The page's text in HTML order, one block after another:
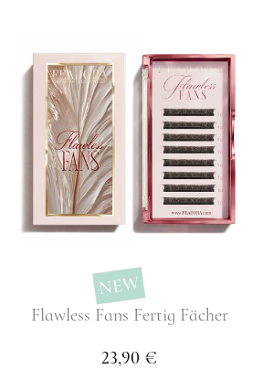
NEW
Flawless Fans Fertig Fächer
23,90 €